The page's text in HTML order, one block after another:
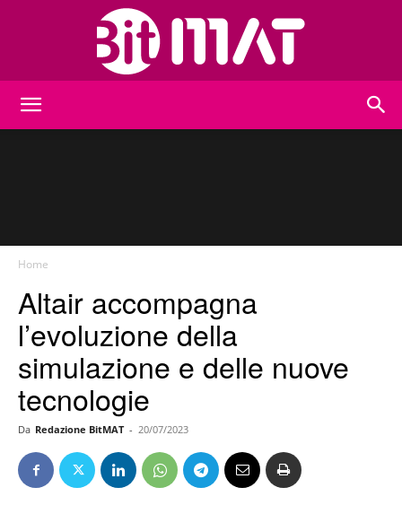
Home
Altair accompagna
l’evoluzione della
simulazione e delle nuove
tecnologie
Da Redazione BitMAT - 20/07/2023